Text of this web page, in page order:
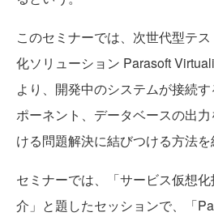
このセミナーでは、次世代型テ
化ソリューション Parasoft
より、開発中のシステムが接続
ポーネント、データベースの出
ける問題解決に結びつける方法を
セミナーでは、「サービス仮想
介」と題したセッションで、「